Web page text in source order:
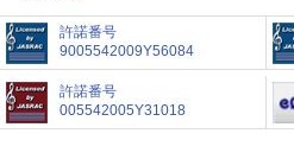
許諾番号
9005542009Y56084
許諾番号
005542005Y31018